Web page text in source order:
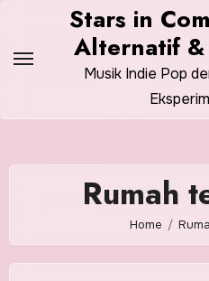
content
Stars in
Alternatif
Musik Indie Pop
Rumah
Home